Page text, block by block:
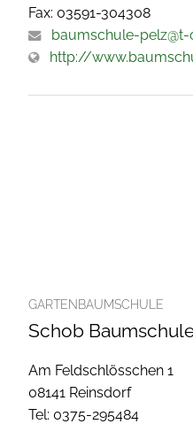
Fax: 03591-304308
baumschule-pelz@t-
http://
GARTENBAUMSCHULE
Schob
Am Feldschlösschen 1
08141 Reinsdorf
Tel: 0375-295484